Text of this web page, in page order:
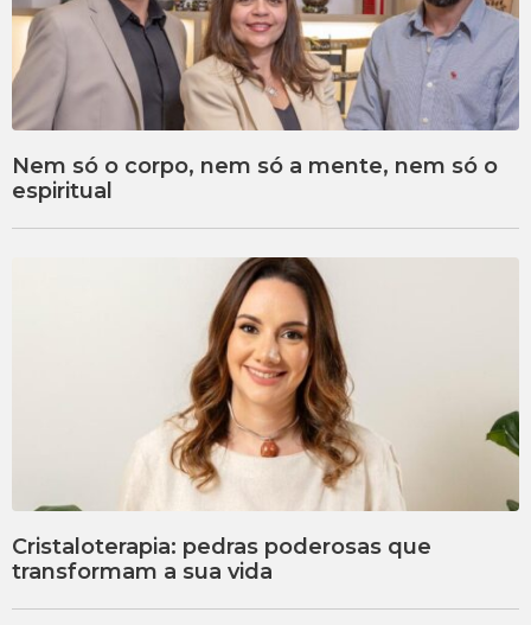
Nem só o corpo, nem só a mente, nem só o
espiritual
Cristaloterapia: pedras poderosas que
transformam a sua vida